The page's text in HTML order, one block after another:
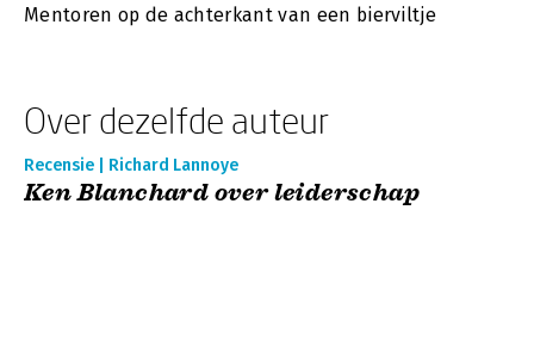
Mentoren op de achterkant van een bierviltje
Over dezelfde auteur
Recensie | Richard Lannoye
Ken Blanchard over leiderschap